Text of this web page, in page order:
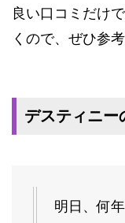
良い口コミだけ
くので、ぜひ参
デスティニー
明日、何